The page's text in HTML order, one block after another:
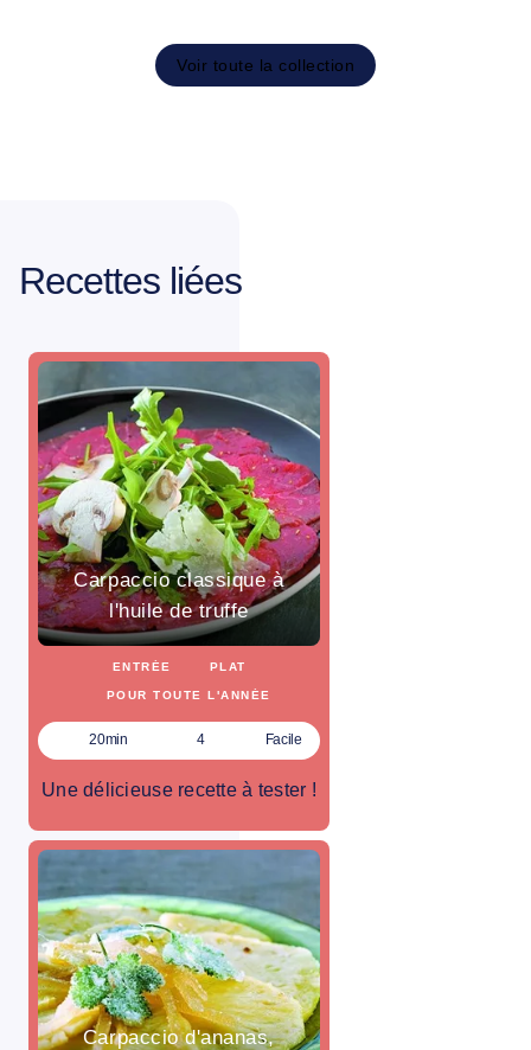
Voir toute la collection
Recettes liées
Carpaccio classique à
l'huile de truffe
ENTRÉE PLAT
POUR TOUTE L'ANNÉE
20min 4 Facile
Une délicieuse recette à tester !
Carpaccio d'ananas,